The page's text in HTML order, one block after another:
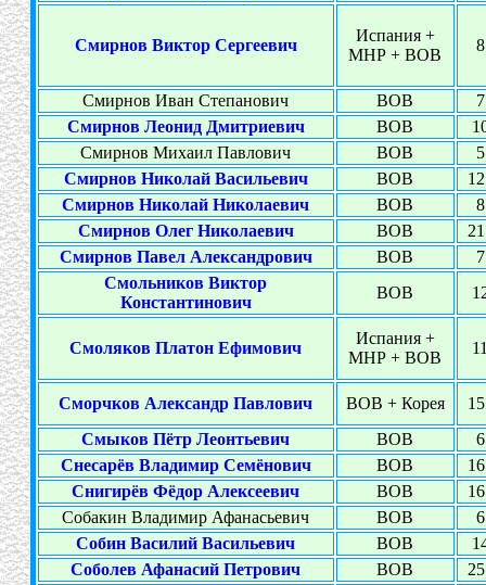
Смирнов Виктор Сергеевич
Испания +
МНР + ВОВ
Смирнов Иван Степанович ВОВ
Смирнов Леонид Дмитриевич
ВОВ
Смирнов Михаил Павлович
ВОВ
Смирнов Николай Васильевич
ВОВ
Смирнов Николай Николаевич
ВОВ
Смирнов Олег Николаевич
ВОВ
Смирнов Павел Александрович
ВОВ
Смольников Виктор
Константинович
ВОВ
Смоляков Платон Ефимович
Испания +
МНР + ВОВ
Сморчков Александр Павлович ВОВ + Корея
Смыков Пётр Леонтьевич
ВОВ
Снесарёв Владимир Семёнович
ВОВ
Снигирёв Фёдор Алексеевич
ВОВ
Собакин Владимир Афанасьевич
ВОВ
Собин Василий Васильевич
ВОВ
Соболев Афанасий Петрович
ВОВ